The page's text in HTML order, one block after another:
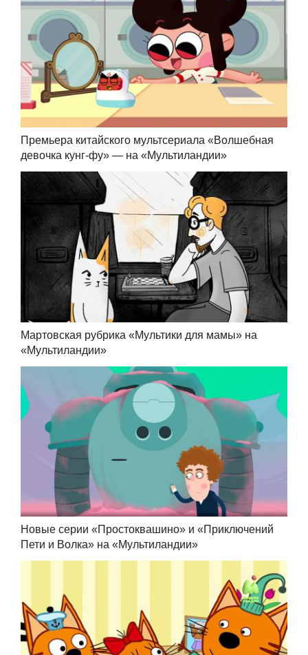
Премьера китайского мультсериала «Волшебная
девочка кунг-фу» — на «Мультиландии»
Мартовская рубрика «Мультики для мамы» на
«Мультиландии»
Новые серии «Простоквашино» и «Приключений
Пети и Волка» на «Мультиландии»